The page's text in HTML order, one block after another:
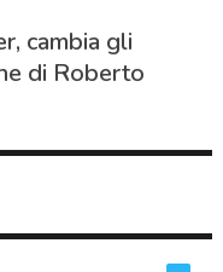
cambia gli
di Roberto